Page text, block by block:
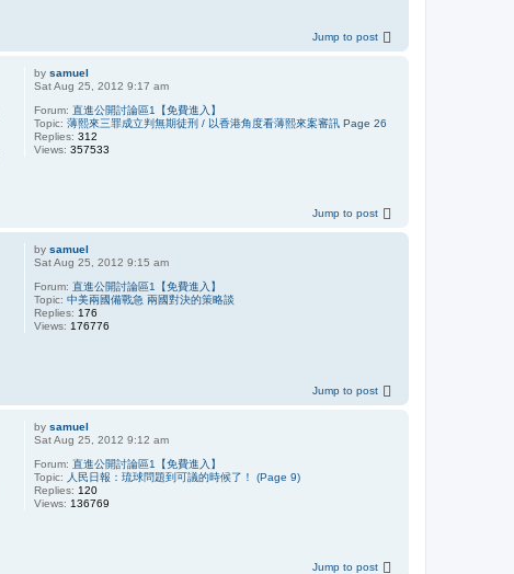
Jump to post
bysamuel
Sat Aug 25, 2012 9:17 am
Forum:直進公開討論區1【免費進入】
Topic:薄熙來三罪成立判無期徒刑 / 以香港角度看薄熙來案審訊 Page 26
Replies:312
Views:357533
Jump to post
bysamuel
Sat Aug 25, 2012 9:15 am
Forum:直進公開討論區1【免費進入】
Topic:中美兩國備戰急 兩國對決的策略談
Replies: 176
Views: 176776
Jump to post
bysamuel
Sat Aug 25, 2012 9:12 am
Forum:直進公開討論區1【免費進入】
Topic: 人民日報：琉球問題到可議的時候了！ (Page 9)
Replies: 120
Views: 136769
Jump to post